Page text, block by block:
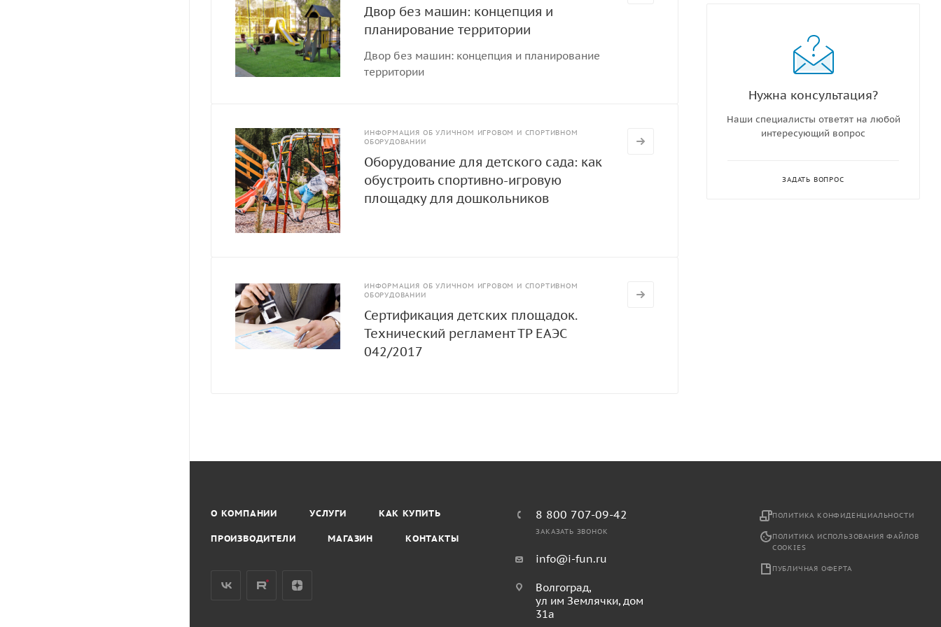
Двор без машин: концепция и
планирование территории
Двор без машин: концепция и планирование
территории
ИНФОРМАЦИЯ ОБ УЛИЧНОМ ИГРОВОМ И СПОРТИВНОМ
ОБОРУДОВАНИИ
Оборудование для детского сада: как
обустроить спортивно-игровую
площадку для дошкольников
ИНФОРМАЦИЯ ОБ УЛИЧНОМ ИГРОВОМ И СПОРТИВНОМ
ОБОРУДОВАНИИ
Сертификация детских площадок.
Технический регламент ТР ЕАЭС
042/2017
Нужна консультация?
Наши специалисты ответят на любой
интересующий вопрос
ЗАДАТЬ ВОПРОС
О КОМПАНИИ УСЛУГИ КАК КУПИТЬ
ПРОИЗВОДИТЕЛИ МАГАЗИН КОНТАКТЫ
8 800 707-09-42
ЗАКАЗАТЬ ЗВОНОК
info@i-fun.ru
Волгоград,
ул им Землячки, дом
31а
ПОЛИТИКА КОНФИДЕНЦИАЛЬНОСТИ
ПОЛИТИКА ИСПОЛЬЗОВАНИЯ ФАЙЛОВ
COOKIES
ПУБЛИЧНАЯ ОФЕРТА